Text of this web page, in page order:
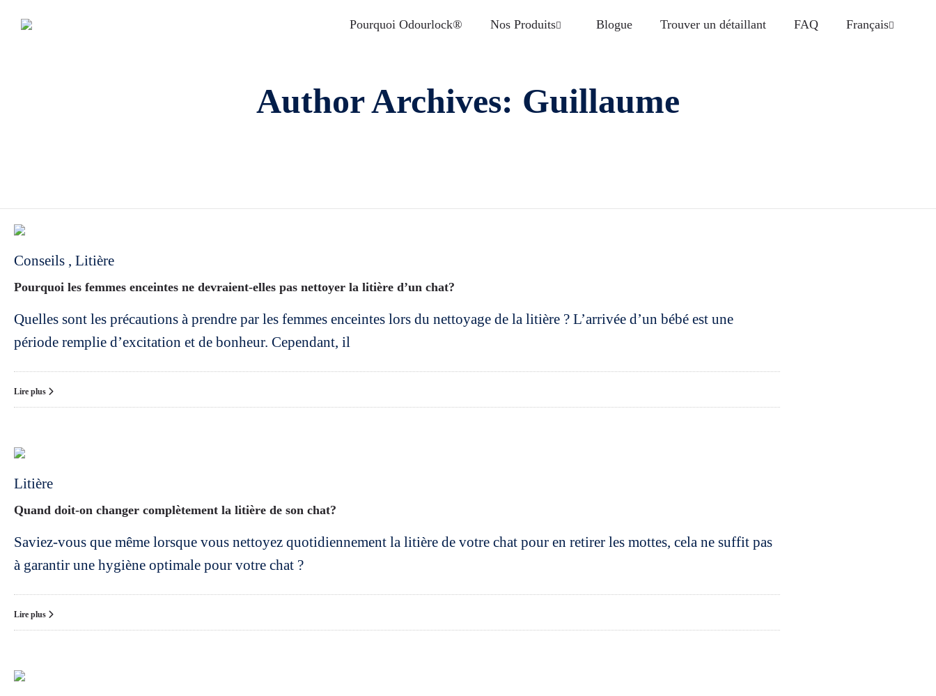
Pourquoi Odourlock® Nos Produits Blogue Trouver un détaillant FAQ Français
Author Archives: Guillaume
Conseils , Litière
Pourquoi les femmes enceintes ne devraient-elles pas nettoyer la litière d’un chat?
Quelles sont les précautions à prendre par les femmes enceintes lors du nettoyage de la litière ? L’arrivée d’un bébé est une
période remplie d’excitation et de bonheur. Cependant, il
Lire plus
Litière
Quand doit-on changer complètement la litière de son chat?
Saviez-vous que même lorsque vous nettoyez quotidiennement la litière de votre chat pour en retirer les mottes, cela ne suffit pas
à garantir une hygiène optimale pour votre chat ?
Lire plus